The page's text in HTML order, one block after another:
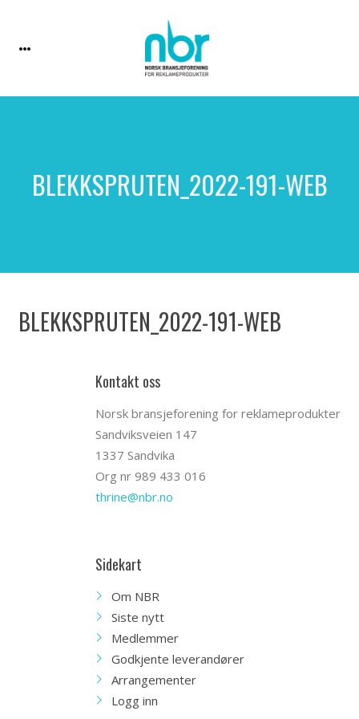
BLEKKSPRUTEN_2022-191-WEB
BLEKKSPRUTEN_2022-191-WEB
Kontakt oss
Norsk bransjeforening for reklameprodukter
Sandviksveien 147
1337 Sandvika
Org nr 989 433 016
thrine@nbr.no
Sidekart
Om NBR
Siste nytt
Medlemmer
Godkjente leverandører
Arrangementer
Logg inn